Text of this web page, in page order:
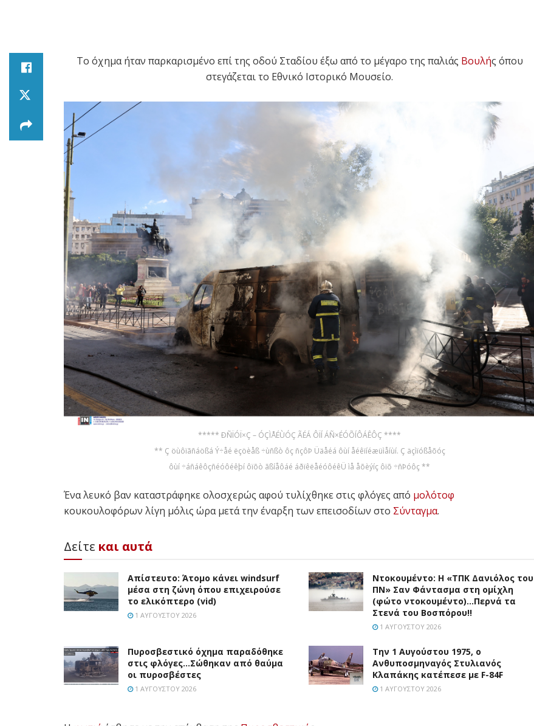
Το όχημα ήταν παρκαρισμένο επί της οδού Σταδίου έξω από το μέγαρο της παλιάς Βουλής όπου
στεγάζεται το Εθνικό Ιστορικό Μουσείο.
***** ÐÑÏÓÏ×Ç – ÓÇÌÅÉÙÓÇ ÃÉÁ ÔÏÍ ÁÑ×ÉÓÕÍÔÁÊÔÇ ****
** Ç öùôïãñáößá Ý÷åé ëçöèåß ÷ùñßò ôç ñçôÞ Üäåéá ôùí åéêïíéæüìåíùí. Ç äçìïóßåõóç
ôùí ÷áñáêôçñéóôéêþí ôïõò ãßíåôáé áðïêëåéóôéêÜ ìå åõèýíç ôïõ ÷ñÞóôç **
Ένα λευκό βαν καταστράφηκε ολοσχερώς αφού τυλίχθηκε στις φλόγες από μολότοφ
κουκουλοφόρων λίγη μόλις ώρα μετά την έναρξη των επεισοδίων στο Σύνταγμα.
Δείτε και αυτά
Απίστευτο: Άτομο κάνει windsurf
μέσα στη ζώνη όπου επιχειρούσε
το ελικόπτερο (vid)
1 ΑΥΓΟΎΣΤΟΥ 2026
Ντοκουμέντο: H «ΤΠΚ Δανιόλος του
ΠΝ» Σαν Φάντασμα στη ομίχλη
(φώτο ντοκουμέντο)…Περνά τα
Στενά του Βοσπόρου!!
1 ΑΥΓΟΎΣΤΟΥ 2026
Πυροσβεστικό όχημα παραδόθηκε
στις φλόγες…Σώθηκαν από θαύμα
οι πυροσβέστες
1 ΑΥΓΟΎΣΤΟΥ 2026
Την 1 Αυγούστου 1975, ο
Ανθυποσμηναγός Στυλιανός
Κλαπάκης κατέπεσε με F-84F
1 ΑΥΓΟΎΣΤΟΥ 2026